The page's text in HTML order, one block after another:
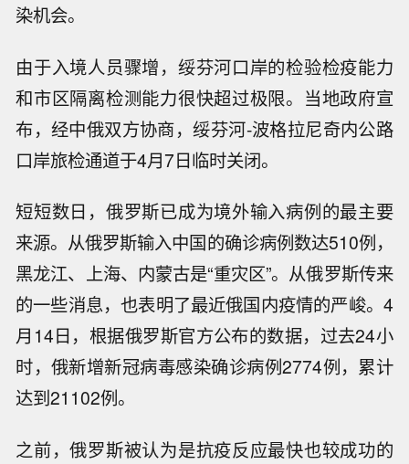
染机会。
由于入境人员骤增，绥芬河口岸的检验检疫能力
和市区隔离检测能力很快超过极限。当地政府宣
布，经中俄双方协商，绥芬河-波格拉尼奇内公路
口岸旅检通道于4月7日临时关闭。
短短数日，俄罗斯已成为境外输入病例的最主要
来源。从俄罗斯输入中国的确诊病例数达510例，
黑龙江、上海、内蒙古是“重灾区”。从俄罗斯传来
的一些消息，也表明了最近俄国内疫情的严峻。4
月14日，根据俄罗斯官方公布的数据，过去24小
时，俄新增新冠病毒感染确诊病例2774例，累计
达到21102例。
之前，俄罗斯被认为是抗疫反应最快也较成功的